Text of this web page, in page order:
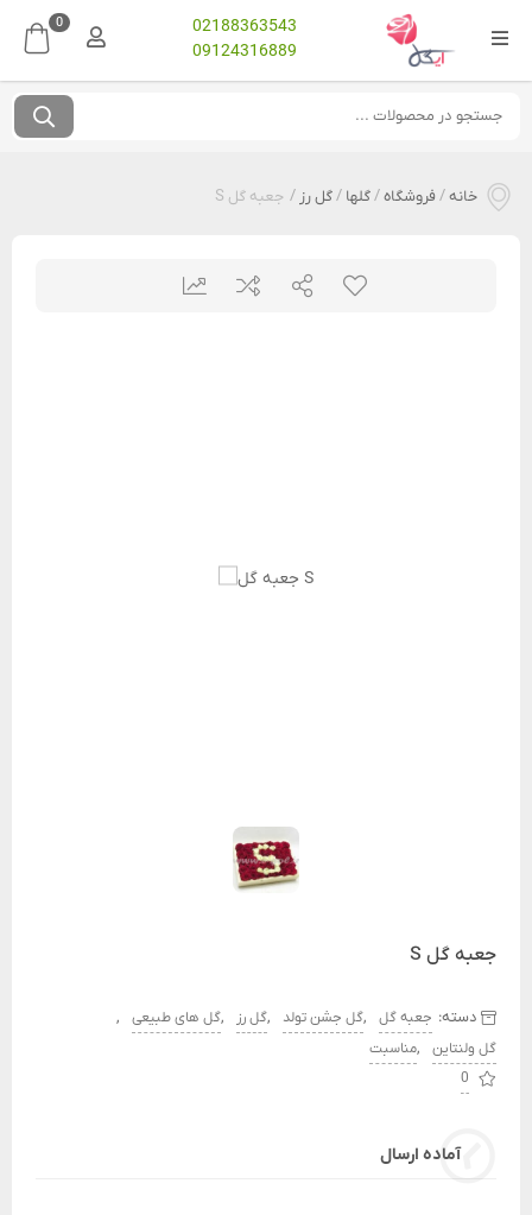
02188363543
09124316889
0
خانه/فروشگاه/گلها /گل رز / جعبه گل S
جعبه گل S
دسته: جعبه گل ,گل جشن تولد ,گل رز ,گل های طبیعی ,
گل ولنتاین ,مناسبت
0
آماده ارسال